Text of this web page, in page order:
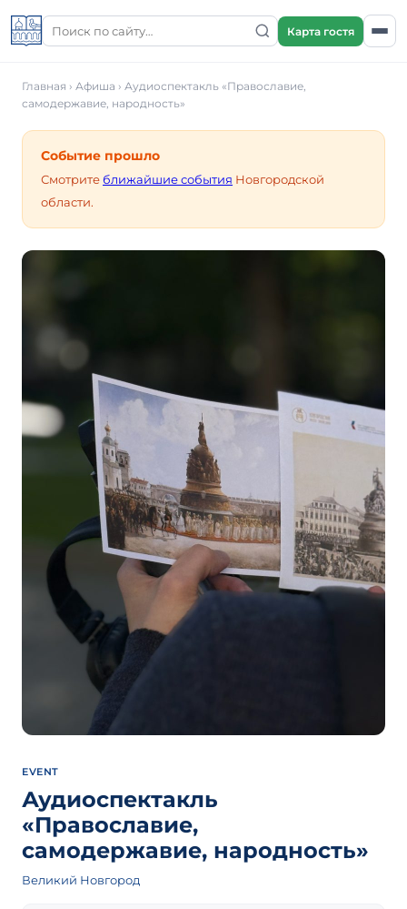
Карта гостя
Главная › Афиша › Аудиоспектакль «Православие,
самодержавие, народность»
Событие прошло
Смотрите ближайшие события Новгородской
области.
EVENT
Аудиоспектакль
«Православие,
самодержавие, народность»
Великий Новгород